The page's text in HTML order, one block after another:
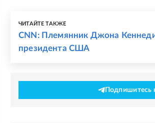
ЧИТАЙТЕ ТАКЖЕ
CNN: Племянник Джона
президента США
Подпишитесь